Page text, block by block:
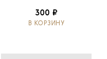
300 ₽
В КОРЗИНУ